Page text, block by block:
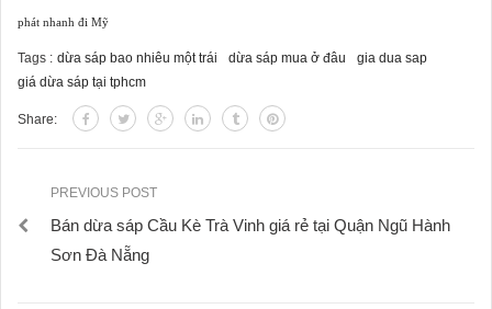
phát nhanh đi Mỹ
Tags : dừa sáp bao nhiêu một trái dừa sáp mua ở đâu
gia dua sap
giá dừa sáp tại tphcm
Share:
PREVIOUS POST
Bán dừa sáp Cầu Kè Trà Vinh giá rẻ tại Quận Ngũ Hành
Sơn Đà Nẵng